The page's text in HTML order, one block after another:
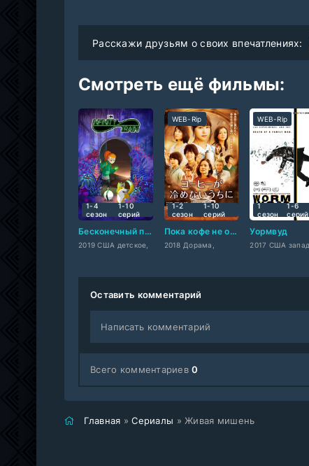
Расскажи друзьям о своих впечатлениях:
Смотреть ещё фильмы:
Бесконечный поезд
2019 США детское,
1-4
сезон
1-10
cерий
Пока кофе не остыл
2018 Дорама,
WEB-Rip
1-2
сезон
1-10
cерий
Уормвуд
WEB-Rip
1
сезон
1-6
cерий
Оставить комментарий
Написать комментарий
Всего комментариев0
Главная »Сериалы » Живая мишень